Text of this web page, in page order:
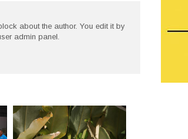
about the author. You edit it by
admin panel.